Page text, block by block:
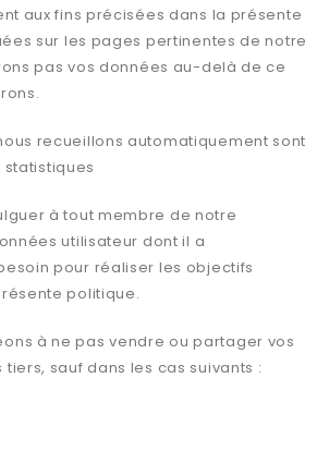
aux fins précisées dans la présente
sur les pages pertinentes de notre
pas vos données au-delà de ce
recueillons automatiquement sont
à tout membre de notre
utilisateur dont il a
pour réaliser les objectifs
politique.
à ne pas vendre ou partager vos
sauf dans les cas suivants :